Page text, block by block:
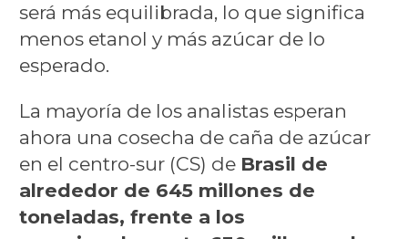
será más equilibrada, lo que significa
menos etanol y más azúcar de lo
esperado.
La mayoría de los analistas esperan
ahora una cosecha de caña de azúcar
en el centro-sur (CS) de Brasil de
alrededor de 645 millones de
toneladas, frente a los